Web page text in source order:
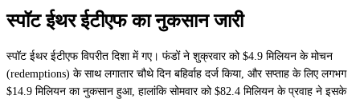
स्पॉट ईथर ईटीएफ का नुकसान जारी
स्पॉट ईथर ईटीएफ विपरीत दिशा में गए। फंडों ने शुक्रवार को $4.9 मिलियन के मोचन
(redemptions) के साथ लगातार चौथे दिन बहिर्वाह दर्ज किया, और सप्ताह के लिए लगभग
$14.9 मिलियन का नुकसान हुआ, हालांकि सोमवार को $82.4 मिलियन के प्रवाह ने इसके